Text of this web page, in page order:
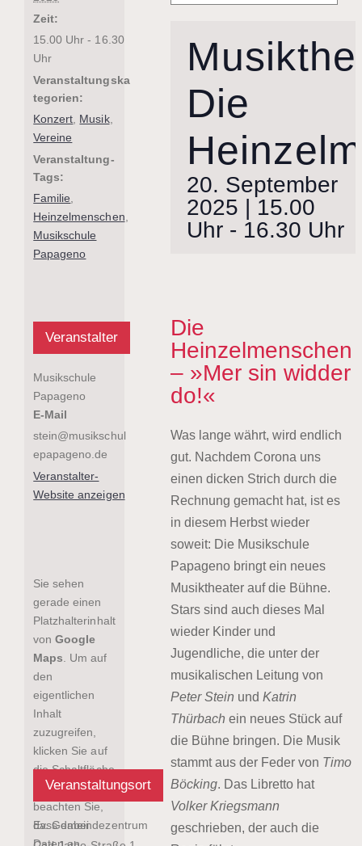
Die
20. September
2025 | 15.00
Uhr- 16.30 Uhr
Die
Heinzelmenschen
– »Mer sin widder
do!«
Was lange währt, wird endlich
gut. Nachdem Corona uns
einen dicken Strich durch die
Rechnung gemacht hat, ist es
in diesem Herbst wieder
soweit: Die Musikschule
Papageno bringt ein neues
Musiktheater auf die Bühne.
Stars sind auch dieses Mal
wieder Kinder und
Jugendliche, die unter der
musikalischen Leitung von
Peter Stein undKatrin
Thürbach ein neues Stück auf
die Bühne bringen. Die Musik
stammt aus der Feder von Timo
Böcking. Das Libretto hat
Volker Kriegsmann
geschrieben, der auch die
Zeit:
15.00 Uhr - 16.30
Uhr
Veranstaltungska
tegorien:
Konzert Musik,
Vereine
Veranstaltung-
Tags:
Familie
Heinzelmenschen
Musikschule
Papageno
Veranstalter
Musikschule
Papageno
E-Mail
stein@musikschul
epapageno.de
Veranstalter-
Website anzeigen
Veranstaltungsort
Ev. Gemeindezentrum
Sie sehen
gerade einen
Platzhalterinhalt
vonGoogle
Maps . Um auf
den
eigentlichen
Inhalt
zuzugreifen,
klicken Sie auf
die Schaltfläche
unten. Bitte
beachten Sie,
dass dabei
Daten an